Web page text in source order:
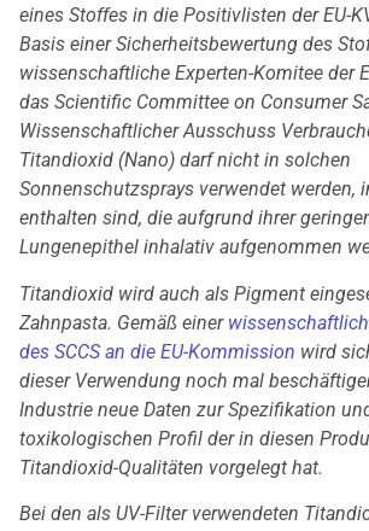
eines Stoffes in die Positivlisten der EU-
Basis einer Sicherheitsbewertung des
wissenschaftliche Experten-Komitee der
das Scientific Committee on Consumer
Wissenschaftlicher Ausschuss
Titandioxid (Nano) darf nicht in solchen
Sonnenschutzsprays verwendet werden,
enthalten sind, die aufgrund ihrer
Lungenepithel inhalativ aufgenommen
Titandioxid wird auch als Pigment
Zahnpasta. Gemäß einer
des SCCS an die EU-Kommission wird
dieser Verwendung noch mal
Industrie neue Daten zur Spezifikation
toxikologischen Profil der in diesen
Titandioxid-Qualitäten vorgelegt hat.
Bei den als UV-Filter verwendeten